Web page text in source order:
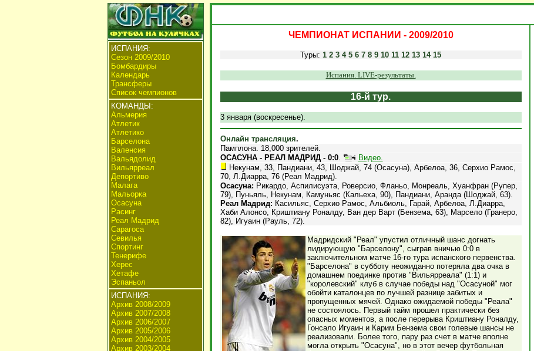
ИСПАНИЯ:
Сезон 2009/2010
Бомбардиры
Календарь
Трансферы
Список чемпионов
КОМАНДЫ:
Альмерия
Атлетик
Атлетико
Барселона
Валенсия
Вальядолид
Вильярреал
Депортиво
Малага
Мальорка
Осасуна
Расинг
Реал Мадрид
Сарагоса
Севилья
Спортинг
Тенерифе
Херес
Хетафе
Эспаньол
ИСПАНИЯ:
Архив 2008/2009
Архив 2007/2008
Архив 2006/2007
Архив 2005/2006
Архив 2004/2005
Архив 2003/2004
ЧЕМПИОНАТ ИСПАНИИ - 2009/2010
Туры: 1 2 3 4 5 6 7 8 9 10 11 12 13 14 15
Испания. LIVE-результаты.
16-й тур.
3 января (воскресенье).
Онлайн трансляция.
Памплона. 18,000 зрителей.
ОСАСУНА - РЕАЛ МАДРИД - 0:0.
Видео.
Некунам, 33, Пандиани, 43, Шоджай, 74 (Осасуна), Арбелоа, 36, Серхио Рамос,
70, Л.Диарра, 76 (Реал Мадрид).
Осасуна: Рикардо, Аспилисуэта, Роверсио, Фланьо, Монреаль, Хуанфран (Рупер,
79), Пуньяль, Некунам, Камуньяс (Кальеха, 90), Пандиани, Аранда (Шоджай, 63).
Реал Мадрид: Касильяс, Серхио Рамос, Альбиоль, Гарай, Арбелоа, Л.Диарра,
Хаби Алонсо, Криштиану Роналду, Ван дер Варт (Бензема, 63), Марсело (Гранеро,
82), Игуаин (Рауль, 72).
Мадридский "Реал" упустил отличный шанс догнать
лидирующую "Барселону", сыграв вничью 0:0 в
заключительном матче 16-го тура испанского первенства.
"Барселона" в субботу неожиданно потеряла два очка в
домашнем поединке против "Вильярреала" (1:1) и
"королевский" клуб в случае победы над "Осасуной" мог
обойти каталонцев по лучшей разнице забитых и
пропущенных мячей. Однако ожидаемой победы "Реала"
не состоялось. Первый тайм прошел практически без
опасных моментов, а после перерыва Криштиану Роналду,
Гонсало Игуаин и Карим Бензема свои голевые шансы не
реализовали. Более того, пару раз счет в матче вполне
могла открыть "Осасуна", но в этот вечер футбольная